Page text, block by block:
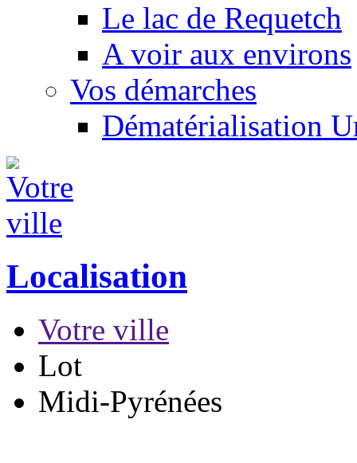
Le lac de Requetch
A voir aux environs
Vos démarches
Dématérialisation
Localisation
Votre ville
Lot
Midi-Pyrénées